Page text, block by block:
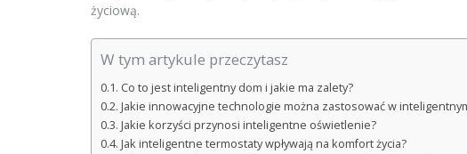
życiową.
W tym artykule przeczytasz
Co to jest inteligentny dom i jakie ma zalety?
Jakie innowacyjne technologie można zastosować w
Jakie korzyści przynosi inteligentne oświetlenie?
Jak inteligentne termostaty wpływają na komfort życia?